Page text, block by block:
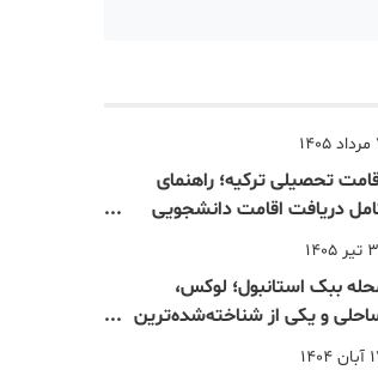
تحصیلی ترکیه؛ راهنمای
دریافت اقامت دانشجویی
در سال ۲۰۲۶
ببک استانبول؛ لوکس،
و یکی از شناخته‌شده‌ترین
بسفر